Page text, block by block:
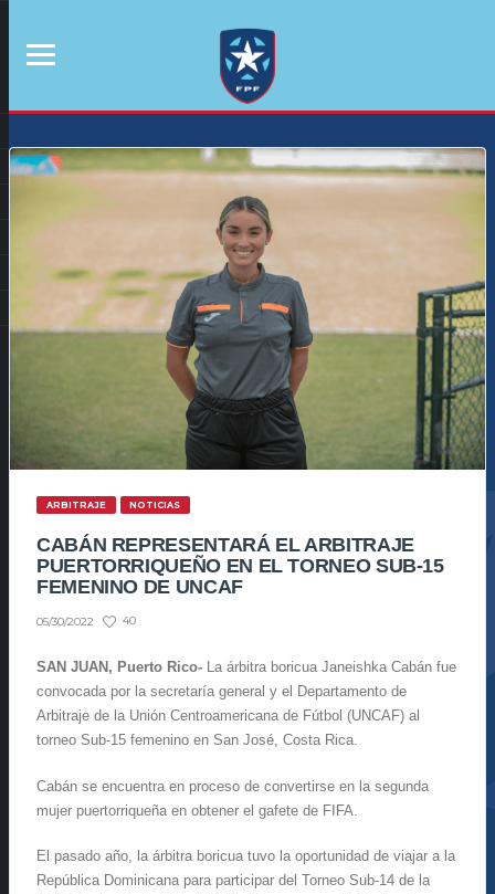
ARBITRAJE NOTICIAS
CABÁN REPRESENTARÁ EL ARBITRAJE
PUERTORRIQUEÑO EN EL TORNEO SUB-15
FEMENINO DE UNCAF
05/30/2022 40
SAN JUAN, Puerto Rico- La árbitra boricua Janeishka Cabán fue
convocada por la secretaría general y el Departamento de
Arbitraje de la Unión Centroamericana de Fútbol (UNCAF) al
torneo Sub-15 femenino en San José, Costa Rica.
Cabán se encuentra en proceso de convertirse en la segunda
mujer puertorriqueña en obtener el gafete de FIFA.
El pasado año, la árbitra boricua tuvo la oportunidad de viajar a la
República Dominicana para participar del Torneo Sub-14 de la